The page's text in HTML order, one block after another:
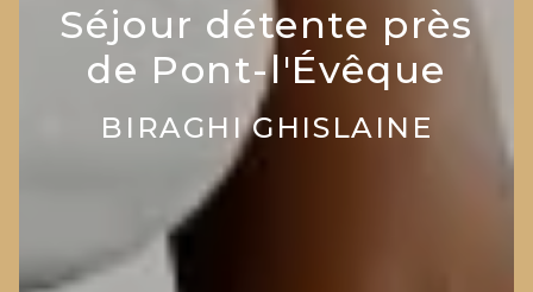
Séjour détente près
de Pont-l'Évêque
BIRAGHI GHISLAINE